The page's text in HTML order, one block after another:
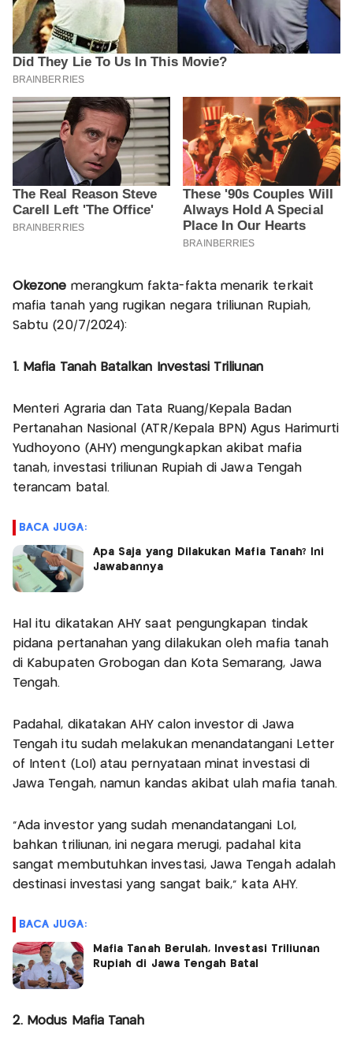
Okezone merangkum fakta-fakta menarik terkait
mafia tanah yang rugikan negara triliunan Rupiah,
Sabtu (20/7/2024):
1. Mafia Tanah Batalkan Investasi Triliunan
Menteri Agraria dan Tata Ruang/Kepala Badan
Pertanahan Nasional (ATR/Kepala BPN) Agus Harimurti
Yudhoyono (AHY) mengungkapkan akibat mafia
tanah, investasi triliunan Rupiah di Jawa Tengah
terancam batal.
BACA JUGA:
Apa Saja yang Dilakukan Mafia Tanah? Ini
Jawabannya
Hal itu dikatakan AHY saat pengungkapan tindak
pidana pertanahan yang dilakukan oleh mafia tanah
di Kabupaten Grobogan dan Kota Semarang, Jawa
Tengah.
Padahal, dikatakan AHY calon investor di Jawa
Tengah itu sudah melakukan menandatangani Letter
of Intent (LoI) atau pernyataan minat investasi di
Jawa Tengah, namun kandas akibat ulah mafia tanah.
"Ada investor yang sudah menandatangani LoI,
bahkan triliunan, ini negara merugi, padahal kita
sangat membutuhkan investasi, Jawa Tengah adalah
destinasi investasi yang sangat baik," kata AHY.
BACA JUGA:
Mafia Tanah Berulah, Investasi Triliunan
Rupiah di Jawa Tengah Batal
2. Modus Mafia Tanah